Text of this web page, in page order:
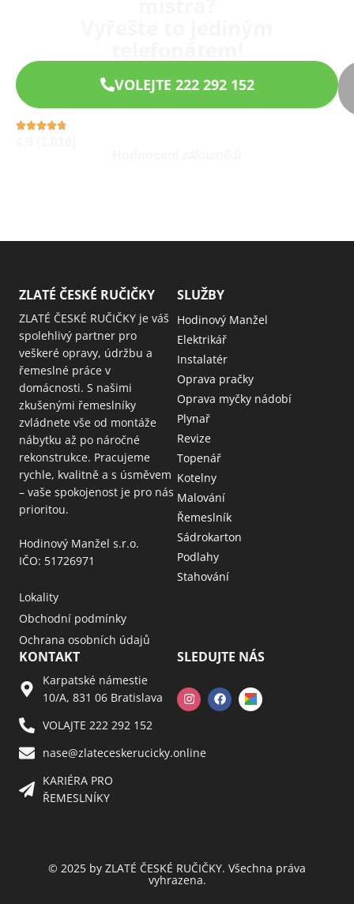
VOLEJTE 222 292 152
ZLATÉ ČESKÉ RUČIČKY
ZLATÉ ČESKÉ RUČIČKY je váš
spolehlivý partner pro
veškeré opravy, údržbu a
řemeslné práce v
domácnosti. S našimi
zkušenými řemeslníky
zvládnete vše od montáže
nábytku až po náročné
rekonstrukce. Pracujeme
rychle, kvalitně a s úsměvem
– vaše spokojenost je pro nás
prioritou.
Hodinový Manžel s.r.o.
IČO: 51726971
Lokality
Obchodní podmínky
Ochrana osobních údajů
SLUŽBY
Hodinový Manžel
Elektrikář
Instalatér
Oprava pračky
Oprava myčky nádobí
Plynař
Revize
Topenář
Kotelny
Malování
Řemeslník
Sádrokarton
Podlahy
Stahování
KONTAKT
Karpatské námestie
10/A, 831 06 Bratislava
VOLAJTE 222 292 152
nase@zlateceskerucicky.online
KARIÉRA PRO
ŘEMESLNÍKY
SLEDUJTE NÁS
© 2025 by ZLATÉ ČESKÉ RUČIČKY. Všechna práva
vyhrazena.